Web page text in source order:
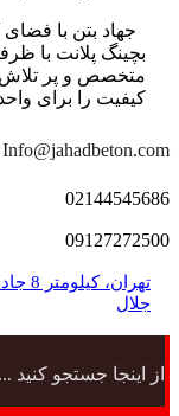
جهاد بتن با
متخصص و پر تلاش
کیفیت را برای
Info@jahadbeton.com
02144545686
09127272500
جلال
از اینجا جستجو کنید ...